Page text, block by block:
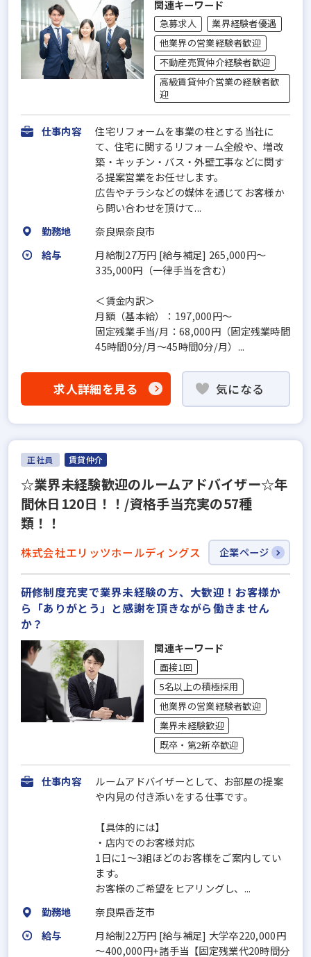
関連キーワード
急募求人
業界経験者優遇
他業界の営業経験者歓迎
不動産売買仲介経験者歓迎
高級賃貸仲介営業の経験者歓
迎
仕事内容
住宅リフォームを事業の柱とする当社に
て、住宅に関するリフォーム全般や、増改
築・キッチン・バス・外壁工事などに関す
る提案営業をお任せします。
広告やチラシなどの媒体を通じてお客様か
ら問い合わせを頂けて...
勤務地
奈良県奈良市
給与
月給制27万円 [給与補足] 265,000円～
335,000円（一律手当を含む）
＜賃金内訳＞
月額（基本給）：197,000円～
固定残業手当/月：68,000円（固定残業時間
45時間0分/月～45時間0分/月）...
求人詳細を見る 気になる
正社員 賃貸仲介
☆業界未経験歓迎のルームアドバイザー☆年
間休日120日！！/資格手当充実の57種
類！！
株式会社エリッツホールディングス 企業ページ
研修制度充実で業界未経験の方、大歓迎！お客様か
ら「ありがとう」と感謝を頂きながら働きません
か？
関連キーワード
面接1回
5名以上の積極採用
他業界の営業経験者歓迎
業界未経験歓迎
既卒・第2新卒歓迎
仕事内容
ルームアドバイザーとして、お部屋の提案
や内見の付き添いをする仕事です。
【具体的には】
・店内でのお客様対応
1日に1～3組ほどのお客様をご案内してい
ます。
お客様のご希望をヒアリングし、...
勤務地
奈良県香芝市
給与
月給制22万円 [給与補足] 大学卒220,000円
～400,000円+諸手当【固定残業代20時間分